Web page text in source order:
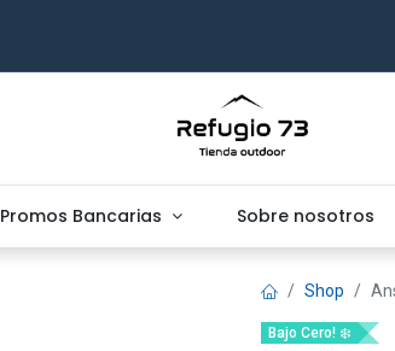
Promos Bancarias Sobre nosotros
Shop
Bajo Cero! ❄️